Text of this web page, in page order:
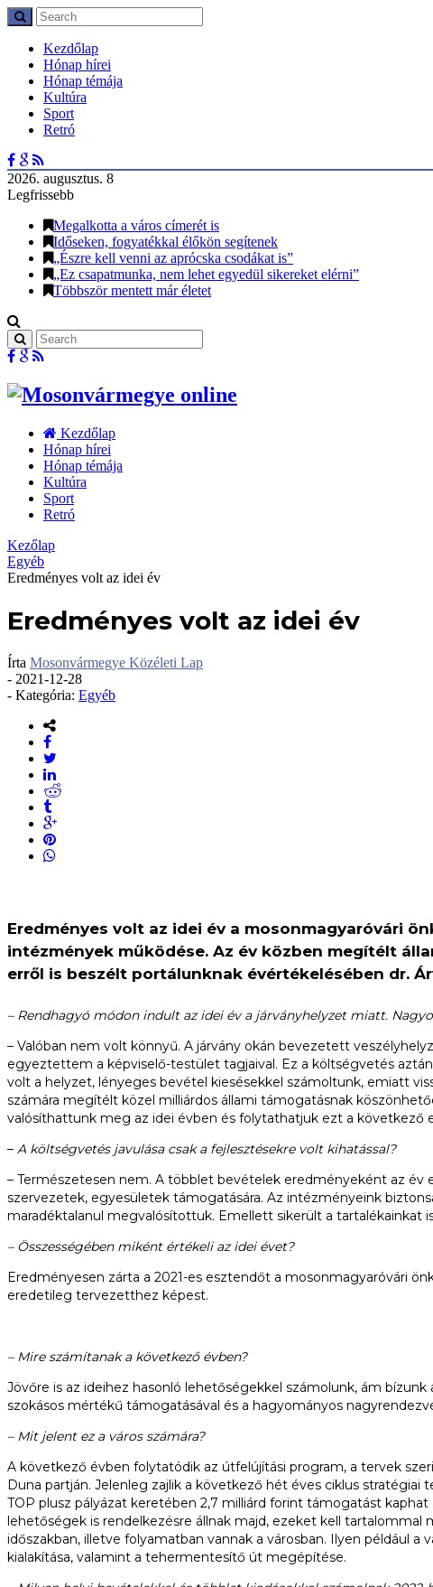
Kezdőlap
Hónap hírei
Hónap témája
Kultúra
Sport
Retró
2026. augusztus. 8
Legfrissebb
Megalkotta a város címerét is
Időseken, fogyatékkal élőkön segítenek
„Észre kell venni az aprócska csodákat is”
„Ez csapatmunka, nem lehet egyedül sikereket elérni”
Többször mentett már életet
Kezdőlap
Hónap hírei
Hónap témája
Kultúra
Sport
Retró
Kezőlap
Egyéb
Eredményes volt az idei év
Eredményes volt az idei év
Írta Mosonvármegye Közéleti Lap
- 2021-12-28
- Kategória: Egyéb
Eredményes volt az idei év a mosonmagyaróvári
intézmények működése. Az év közben megítélt
erről is beszélt portálunknak évértékelésében dr.
– Rendhagyó módon indult az idei év a járványhelyzet miatt.
– Valóban nem volt könnyű. A járvány okán bevezetett
egyeztettem a képviselő-testület tagjaival. Ez a költségvetés
volt a helyzet, lényeges bevétel kiesésekkel számoltunk, emiatt
számára megítélt közel milliárdos állami támogatásnak
valósíthattunk meg az idei évben és folytathatjuk ezt a következő
– A költségvetés javulása csak a fejlesztésekre volt kihatással?
– Természetesen nem. A többlet bevételek eredményeként az év
szervezetek, egyesületek támogatására. Az intézményeink
maradéktalanul megvalósítottuk. Emellett sikerült a tartalékainkat
– Összességében miként értékeli az idei évet?
Eredményesen zárta a 2021-es esztendőt a mosonmagyaróvári
eredetileg tervezetthez képest.
– Mire számítanak a következő évben?
Jövőre is az ideihez hasonló lehetőségekkel számolunk, ám
szokásos mértékű támogatásával és a hagyományos
– Mit jelent ez a város számára?
A következő évben folytatódik az útfelújítási program, a tervek
Duna partján. Jelenleg zajlik a következő hét éves ciklus
TOP plusz pályázat keretében 2,7 milliárd forint támogatást
lehetőségek is rendelkezésre állnak majd, ezeket kell
időszakban, illetve folyamatban vannak a városban. Ilyen például
kialakítása, valamint a tehermentesítő út megépítése.